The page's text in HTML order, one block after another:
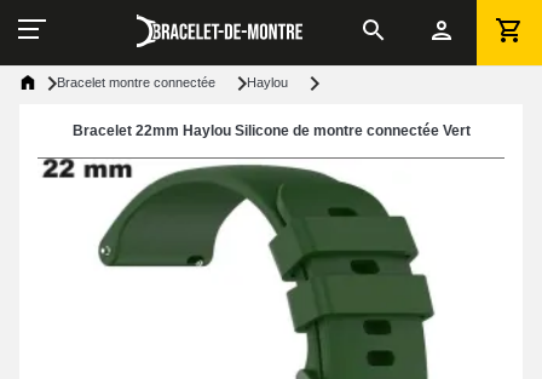
Bracelet montre connectée Haylou
Bracelet 22mm Haylou Silicone de montre connectée Vert